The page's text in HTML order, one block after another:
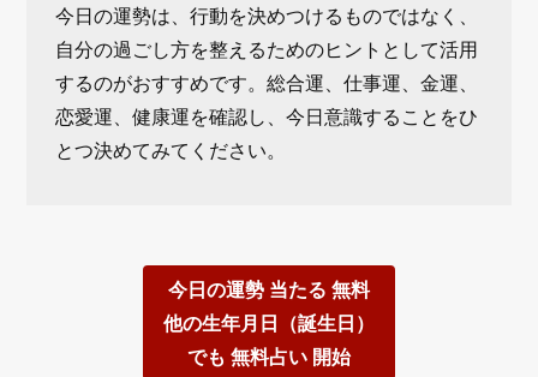
今日の運勢は、行動を決めつけるものではなく、
自分の過ごし方を整えるためのヒントとして活用
するのがおすすめです。総合運、仕事運、金運、
恋愛運、健康運を確認し、今日意識することをひ
とつ決めてみてください。
今日の運勢 当たる 無料
他の生年月日（誕生日）
でも 無料占い 開始